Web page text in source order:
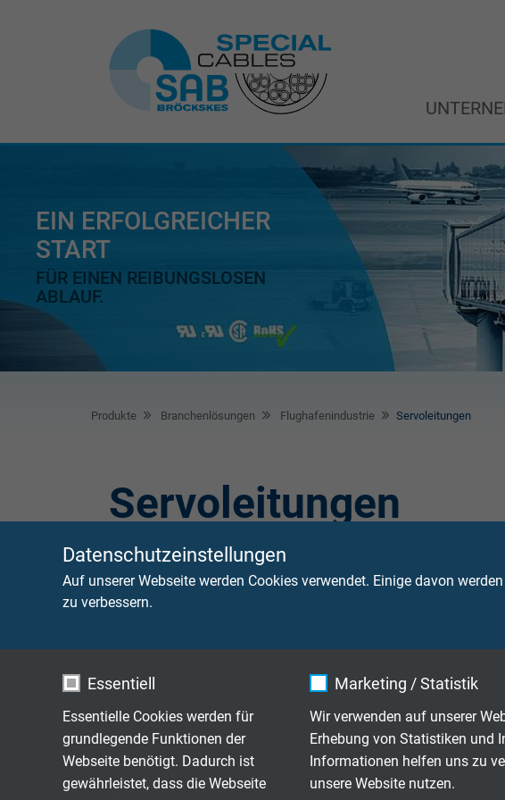
Datenschutzeinstellungen
Auf unserer Webseite werden Cookies verwendet. Einige davon
zu verbessern.
Essentiell
Essentielle Cookies werden für
grundlegende Funktionen der
Webseite benötigt. Dadurch ist
gewährleistet, dass die Webseite
Marketing / Statistik
Wir verwenden auf unserer
Erhebung von Statistiken und
Informationen helfen uns zu
unsere Website nutzen.
EIN ERFOLGREICHER
START
FÜR EINEN REIBUNGSLOSEN
ABLAUF.
Produkte Branchenlösungen Flughafenindustrie Servoleitungen
Servoleitungen
Servoleitungen werden in der Flughafenausrüstung in
z.B. Gepäckbändern, Fahrzeugen, Fluggastbrücken, LKW-
Diese Leitungen sind zudem auch schleppkettenfähig und
SL 891 C
mit Cu-Gesamtabschirmung 0,6/1